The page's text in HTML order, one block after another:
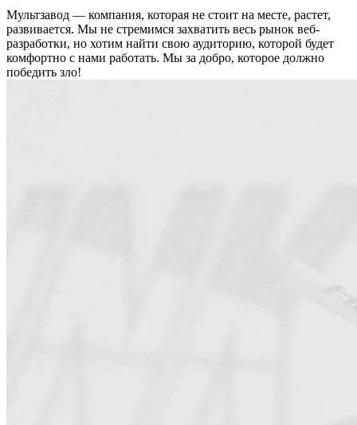
Мультзавод — компания, которая не стоит на месте, растет,
развивается. Мы не стремимся захватить весь рынок веб-
разработки, но хотим найти свою аудиторию, которой будет
комфортно с нами работать. Мы за добро, которое должно
победить зло!